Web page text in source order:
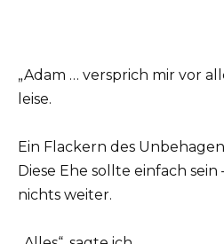
„Adam … versprich mir vor
leise.
Ein Flackern des
Diese Ehe sollte einfach
nichts weiter.